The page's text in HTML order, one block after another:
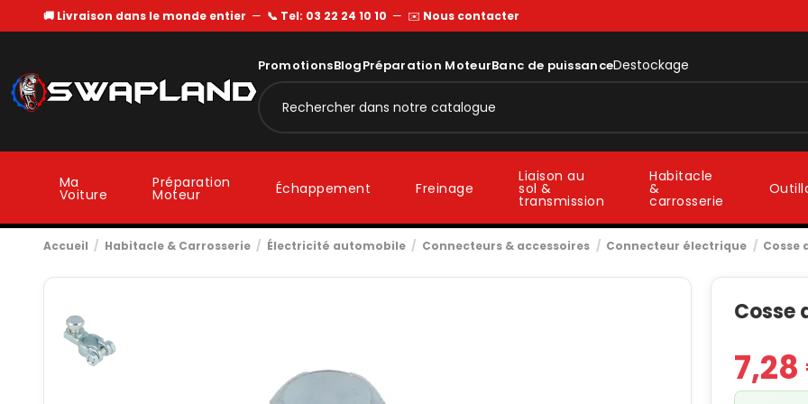
🚚 Livraison dans le monde entier — 📞 Tel: 03 22 24 10 10 — ✉️ Nous contacter
PromotionsBlogPréparation MoteurBanc de puissanceDestockage
Ma
Voiture
Préparation
Moteur Échappement Freinage
Liaison au
sol &
transmission
Habitacle
&
carrosserie
Accueil Habitacle & Carrosserie Électricité automobile Connecteurs & accessoires Connecteur électrique Cosse
Cosse